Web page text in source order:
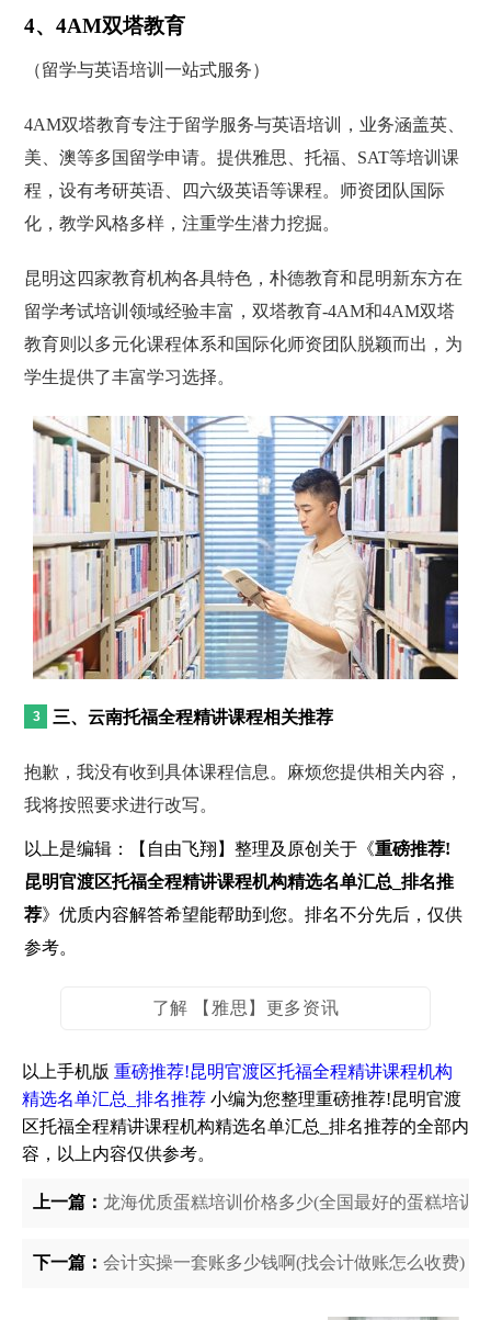
4、4AM双塔教育
（留学与英语培训一站式服务）
4AM双塔教育专注于留学服务与英语培训，业务涵盖英、
美、澳等多国留学申请。提供雅思、托福、SAT等培训课
程，设有考研英语、四六级英语等课程。师资团队国际
化，教学风格多样，注重学生潜力挖掘。
昆明这四家教育机构各具特色，朴德教育和昆明新东方在
留学考试培训领域经验丰富，双塔教育-4AM和4AM双塔
教育则以多元化课程体系和国际化师资团队脱颖而出，为
学生提供了丰富学习选择。
三、云南托福全程精讲课程相关推荐
抱歉，我没有收到具体课程信息。麻烦您提供相关内容，
我将按照要求进行改写。
以上是编辑：【自由飞翔】整理及原创关于《重磅推荐!
昆明官渡区托福全程精讲课程机构精选名单汇总_排名推
荐》优质内容解答希望能帮助到您。排名不分先后，仅供
参考。
了解 【雅思】更多资讯
以上手机版 重磅推荐!昆明官渡区托福全程精讲课程机构
精选名单汇总_排名推荐 小编为您整理重磅推荐!昆明官渡
区托福全程精讲课程机构精选名单汇总_排名推荐的全部内
容，以上内容仅供参考。
上一篇： 龙海优质蛋糕培训价格多少(全国最好的蛋糕培训
下一篇： 会计实操一套账多少钱啊(找会计做账怎么收费)